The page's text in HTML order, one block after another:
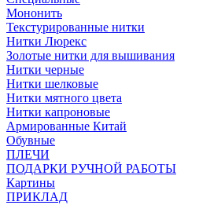
Мононить
Текстурированные нитки
Нитки Люрекс
Золотые нитки для вышивания
Нитки черные
Нитки шелковые
Нитки мятного цвета
Нитки капроновые
Армированные Китай
Обувные
ПЛЕЧИ
ПОДАРКИ РУЧНОЙ РАБОТЫ
Картины
ПРИКЛАД